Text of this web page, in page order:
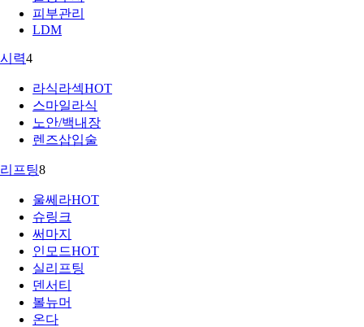
피부관리
LDM
시력4
라식라섹HOT
스마일라식
노안/백내장
렌즈삽입술
리프팅8
울쎄라HOT
슈링크
써마지
인모드HOT
실리프팅
덴서티
볼뉴머
온다